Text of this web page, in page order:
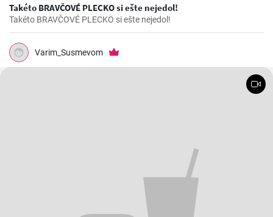
Takéto BRAVČOVÉ PLECKO si ešte nejedol!
Takéto BRAVČOVÉ PLECKO si ešte nejedol!
Varim_Susmevom